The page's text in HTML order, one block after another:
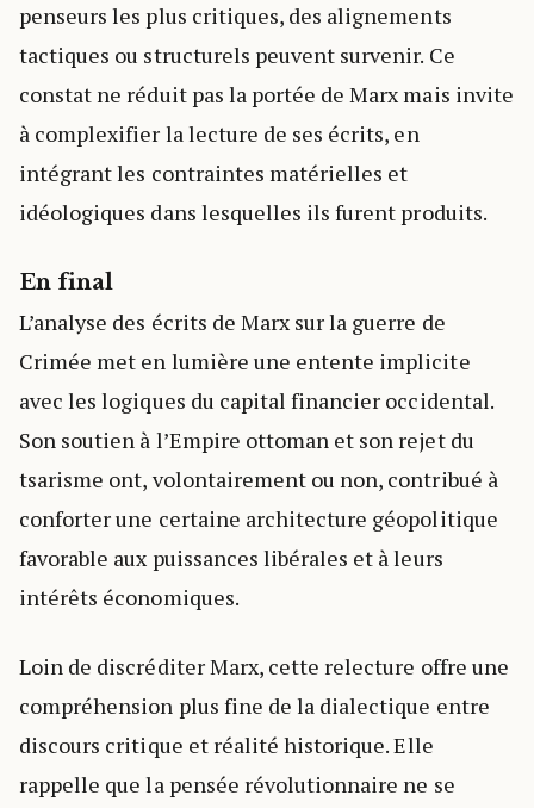
penseurs les plus critiques, des alignements
tactiques ou structurels peuvent survenir. Ce
constat ne réduit pas la portée de Marx mais invite
à complexifier la lecture de ses écrits, en
intégrant les contraintes matérielles et
idéologiques dans lesquelles ils furent produits.
En final
L’analyse des écrits de Marx sur la guerre de
Crimée met en lumière une entente implicite
avec les logiques du capital financier occidental.
Son soutien à l’Empire ottoman et son rejet du
tsarisme ont, volontairement ou non, contribué à
conforter une certaine architecture géopolitique
favorable aux puissances libérales et à leurs
intérêts économiques.
Loin de discréditer Marx, cette relecture offre une
compréhension plus fine de la dialectique entre
discours critique et réalité historique. Elle
rappelle que la pensée révolutionnaire ne se